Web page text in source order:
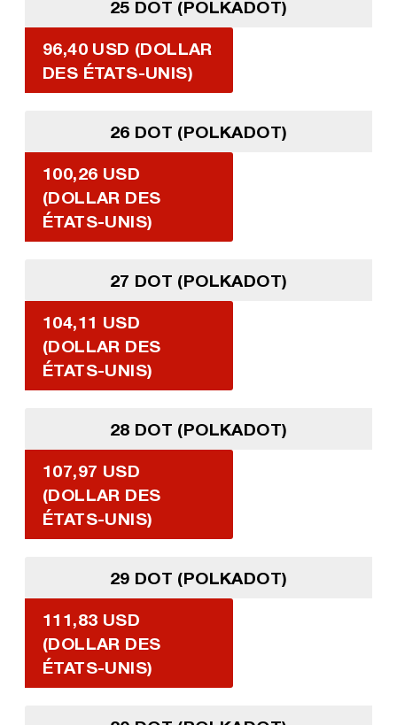
25 DOT (POLKADOT)
96,40 USD (DOLLAR
DES ÉTATS-UNIS)
26 DOT (POLKADOT)
100,26 USD
(DOLLAR DES
ÉTATS-UNIS)
27 DOT (POLKADOT)
104,11 USD
(DOLLAR DES
ÉTATS-UNIS)
28 DOT (POLKADOT)
107,97 USD
(DOLLAR DES
ÉTATS-UNIS)
29 DOT (POLKADOT)
111,83 USD
(DOLLAR DES
ÉTATS-UNIS)